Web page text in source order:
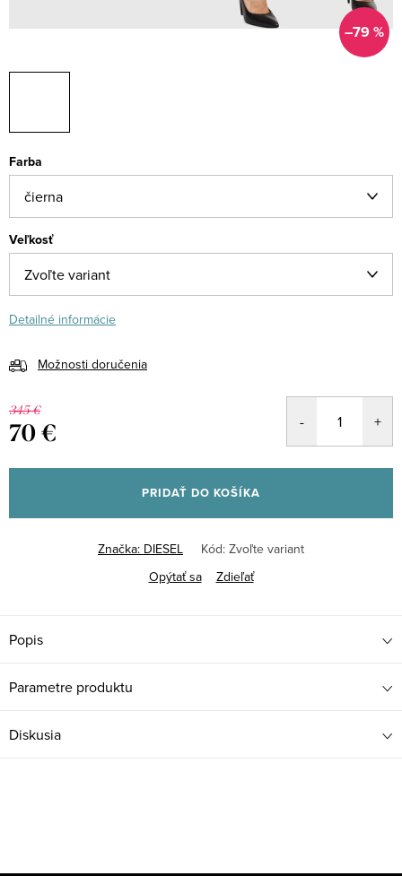
–79 %
Farba
Veľkosť
Detailné informácie
Možnosti doručenia
345 €
70 €
cena:
PRIDAŤ DO KOŠÍKA
Značka: DIESEL Kód: Zvoľte variant
Opýtať sa
Zdieľať
Popis
Parametre produktu
Diskusia